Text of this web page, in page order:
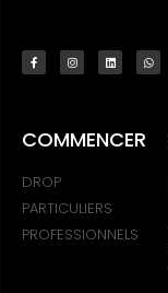
COMMENCER
DROP
PARTICULIERS
PROFESSIONNELS